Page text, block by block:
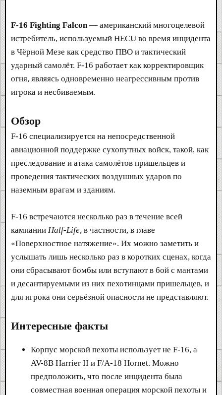
F-16 Fighting Falcon — американский многоцелевой
истребитель, используемый HECU во время инцидента
в Чёрной Мезе как средство ПВО и тактический
ударный самолёт. F-16 работает как корректировщик
огня, являясь одновременно неагрессивным против
игрока и несбиваемым.
Обзор
F-16 специализируется на непосредственной
авиационной поддержке сухопутных войск, такой, как
преследование и атака самолётов пришельцев и
проведения тактических воздушных ударов по
наземным врагам и зданиям.
F-16 встречаются несколько раз в течение всей
кампании Half-Life, в частности, в главе
«Поверхностное натяжение». Их можно заметить и
услышать лишь несколько раз в коротких сценах, когда
они сбрасывают бомбы или вступают в бой с мантами
и десантируемыми из них пехотинцами пришельцев, и
для игрока они серьёзной опасности не представляют.
Интересные факты
Корпус морской пехоты использует не F-16, а
AV-8B Harrier II и F/A-18 Hornet. Можно
предположить, что после инцидента была
совместная военная операция морской пехоты и